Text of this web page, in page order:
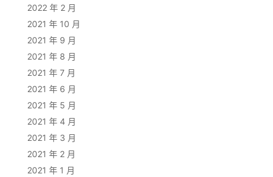
2022 年 2 月
2021 年 10 月
2021 年 9 月
2021 年 8 月
2021 年 7 月
2021 年 6 月
2021 年 5 月
2021 年 4 月
2021 年 3 月
2021 年 2 月
2021 年 1 月